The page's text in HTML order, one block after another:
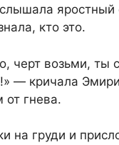
яростный
кто это.
черт возьми, ты
— кричала
гнева.
на груди и